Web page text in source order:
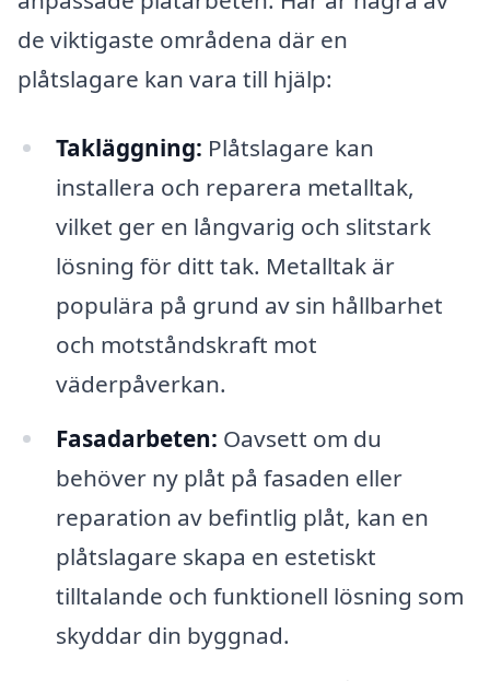
de viktigaste områdena där en
plåtslagare kan vara till hjälp:
Takläggning: Plåtslagare kan
installera och reparera metalltak,
vilket ger en långvarig och slitstark
lösning för ditt tak. Metalltak är
populära på grund av sin hållbarhet
och motståndskraft mot
väderpåverkan.
Fasadarbeten: Oavsett om du
behöver ny plåt på fasaden eller
reparation av befintlig plåt, kan en
plåtslagare skapa en estetiskt
tilltalande och funktionell lösning som
skyddar din byggnad.